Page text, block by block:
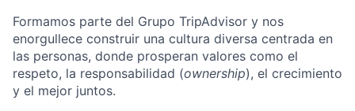
Formamos parte del Grupo TripAdvisor y nos
enorgullece construir una cultura diversa centrada en
las personas, donde prosperan valores como el
respeto, la responsabilidad (ownership), el crecimiento
y el mejor juntos.